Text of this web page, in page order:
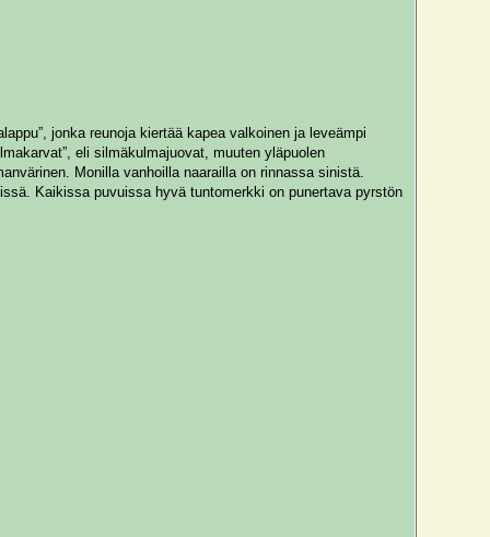
jonka reunoja kiertää kapea valkoinen ja leveämpi
eli silmäkulmajuovat, muuten yläpuolen
Monilla vanhoilla naarailla on rinnassa sinistä.
Kaikissa puvuissa hyvä tuntomerkki on punertava pyrstön